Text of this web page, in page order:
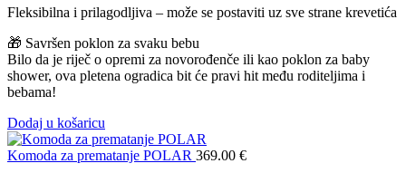
Fleksibilna i prilagodljiva – može se postaviti uz sve strane krevetića
🎁 Savršen poklon za svaku bebu
Bilo da je riječ o opremi za novorođenče ili kao poklon za baby
shower, ova pletena ogradica bit će pravi hit među roditeljima i
bebama!
Dodaj u košaricu
Komoda za prematanje POLAR 369.00 €